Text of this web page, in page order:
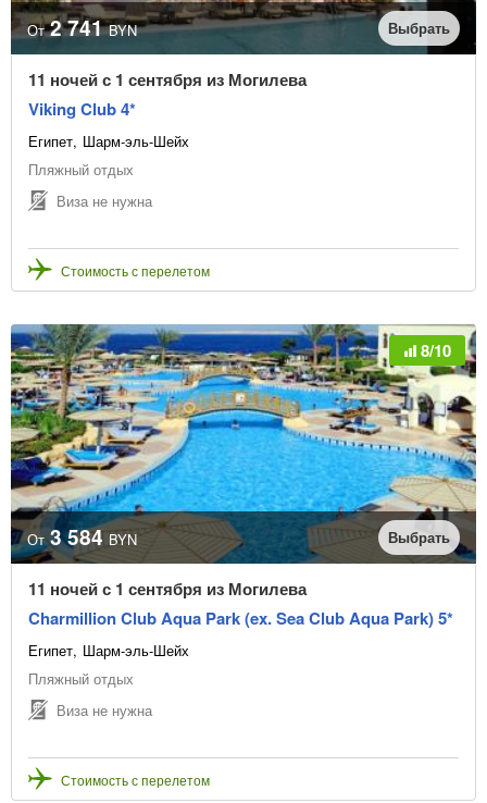
От 2 741 BYN Выбрать
11 ночей с 1 сентября из Могилева
Viking Club 4*
Египет Шарм-эль-Шейх
Пляжный отдых
Виза не нужна
Стоимость с перелетом
8/10
От 3 584 BYN Выбрать
11 ночей с 1 сентября из Могилева
Charmillion Club Aqua Park (ex. Sea Club Aqua Park) 5*
Египет Шарм-эль-Шейх
Пляжный отдых
Виза не нужна
Стоимость с перелетом